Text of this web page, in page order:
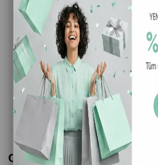
Goorin Bros Şapka - Big